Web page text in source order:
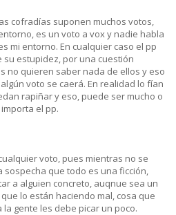
cofradías suponen muchos votos,
es un voto a vox y nadie habla
mi entorno. En cualquier caso el pp
estupidez, por una cuestión
no quieren saber nada de ellos y eso
voto se caerá. En realidad lo fían
rapiñar y eso, puede ser mucho o
el pp.
voto, pues mientras no se
que todo es una ficción,
a alguien concreto, auqnue sea un
lo están haciendo mal, cosa que
gente les debe picar un poco.